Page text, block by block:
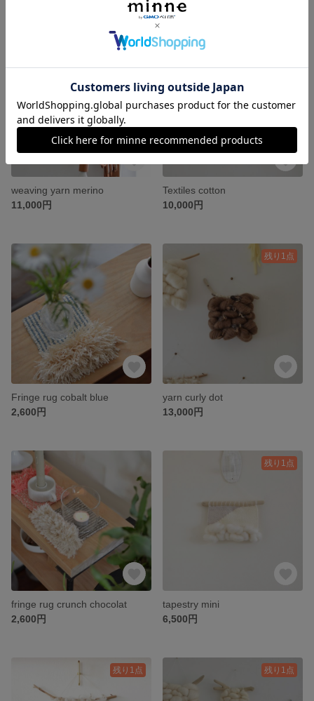
残り1点
weaving yarn merino
11,000円
Textiles cotton
10,000円
Fringe rug cobalt blue
2,600円
残り1点
yarn curly dot
13,000円
fringe rug crunch chocolat
2,600円
残り1点
tapestry mini
6,500円
残り1点 残り1点